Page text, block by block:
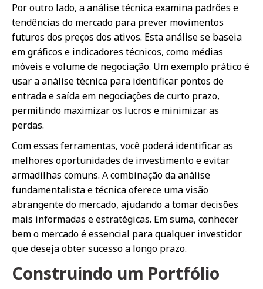
Por outro lado, a análise técnica examina padrões e
tendências do mercado para prever movimentos
futuros dos preços dos ativos. Esta análise se baseia
em gráficos e indicadores técnicos, como médias
móveis e volume de negociação. Um exemplo prático é
usar a análise técnica para identificar pontos de
entrada e saída em negociações de curto prazo,
permitindo maximizar os lucros e minimizar as
perdas.
Com essas ferramentas, você poderá identificar as
melhores oportunidades de investimento e evitar
armadilhas comuns. A combinação da análise
fundamentalista e técnica oferece uma visão
abrangente do mercado, ajudando a tomar decisões
mais informadas e estratégicas. Em suma, conhecer
bem o mercado é essencial para qualquer investidor
que deseja obter sucesso a longo prazo.
Construindo um Portfólio